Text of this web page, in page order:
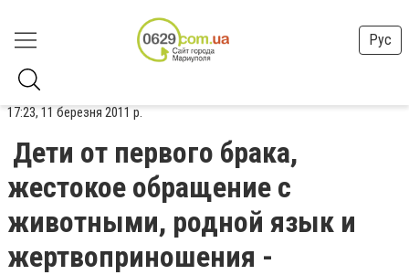
Рус
17:23, 11 березня 2011 р.
Дети от первого брака,
жестокое обращение с
животными, родной язык и
жертвоприношения -